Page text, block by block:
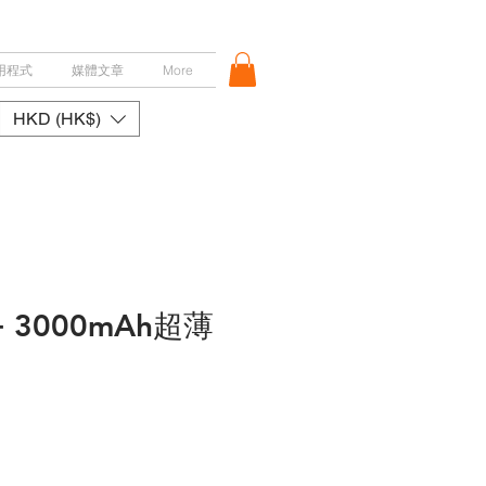
程式 媒體文章 More
HKD (HK$)
3000mAh超薄